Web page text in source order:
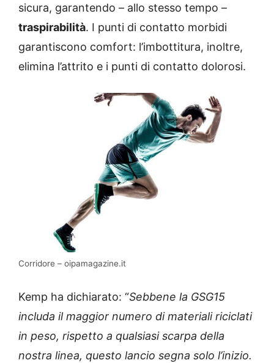
sicura, garantendo – allo stesso tempo –
traspirabilità. I punti di contatto morbidi
garantiscono comfort: l’imbottitura, inoltre,
elimina l’attrito e i punti di contatto dolorosi.
Corridore – oipamagazine.it
Kemp ha dichiarato: “Sebbene la GSG15
includa il maggior numero di materiali riciclati
in peso, rispetto a qualsiasi scarpa della
nostra linea, questo lancio segna solo l’inizio.